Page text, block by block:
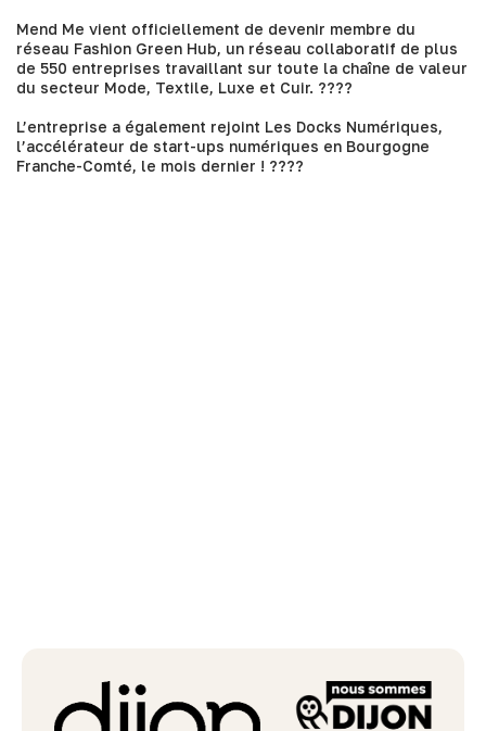
Mend Me vient officiellement de devenir membre du
réseau Fashion Green Hub, un réseau collaboratif de plus
de 550 entreprises travaillant sur toute la chaîne de valeur
du secteur Mode, Textile, Luxe et Cuir. ????
L’entreprise a également rejoint Les Docks Numériques,
l’accélérateur de start-ups numériques en Bourgogne
Franche-Comté, le mois dernier ! ????